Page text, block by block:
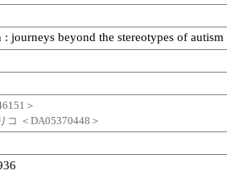
: journeys beyond the stereotypes of autism
＞
コ ＜DA05370448＞